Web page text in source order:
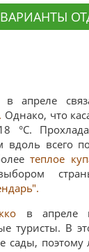
апреле
. Однако, что
°С.
вдоль всего
теплое
в апреле
туристы. В
сады,